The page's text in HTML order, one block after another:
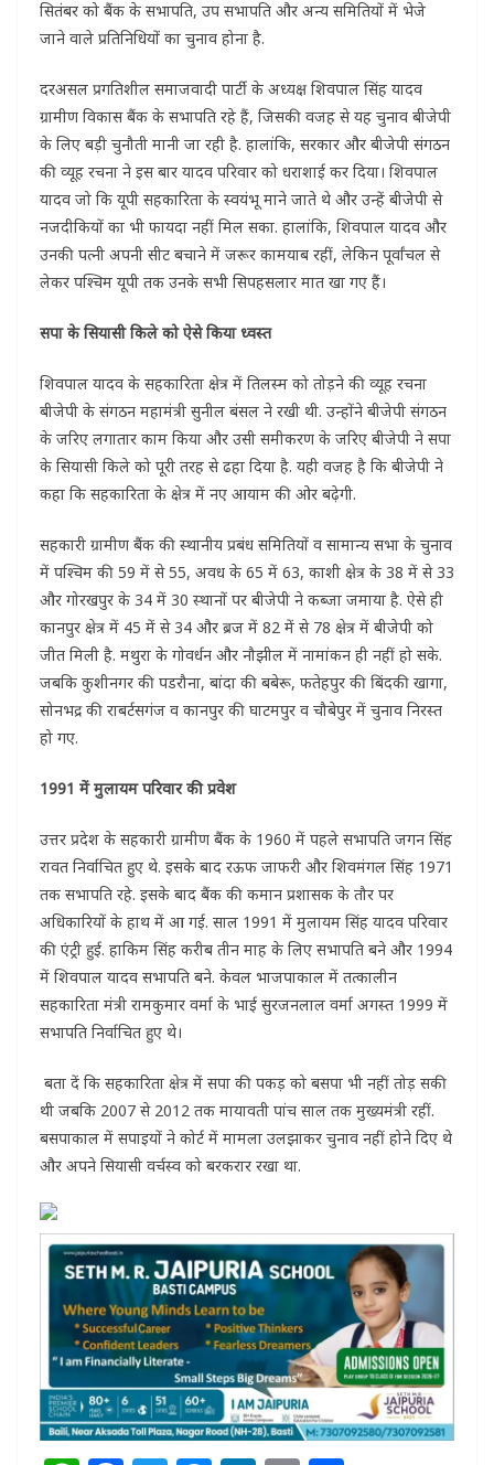
सितंबर को बैंक के सभापति, उप सभापति और अन्य समितियों में भेजे
जाने वाले प्रतिनिधियों का चुनाव होना है.
दरअसल प्रगतिशील समाजवादी पार्टी के अध्यक्ष शिवपाल सिंह यादव
ग्रामीण विकास बैंक के सभापति रहे हैं, जिसकी वजह से यह चुनाव बीजेपी
के लिए बड़ी चुनौती मानी जा रही है. हालांकि, सरकार और बीजेपी संगठन
की व्यूह रचना ने इस बार यादव परिवार को धराशाई कर दिया। शिवपाल
यादव जो कि यूपी सहकारिता के स्वयंभू माने जाते थे और उन्हें बीजेपी से
नजदीकियों का भी फायदा नहीं मिल सका. हालांकि, शिवपाल यादव और
उनकी पत्नी अपनी सीट बचाने में जरूर कामयाब रहीं, लेकिन पूर्वांचल से
लेकर पश्चिम यूपी तक उनके सभी सिपहसलार मात खा गए हैं।
सपा के सियासी किले को ऐसे किया ध्वस्त
शिवपाल यादव के सहकारिता क्षेत्र में तिलस्म को तोड़ने की व्यूह रचना
बीजेपी के संगठन महामंत्री सुनील बंसल ने रखी थी. उन्होंने बीजेपी संगठन
के जरिए लगातार काम किया और उसी समीकरण के जरिए बीजेपी ने सपा
के सियासी किले को पूरी तरह से ढहा दिया है. यही वजह है कि बीजेपी ने
कहा कि सहकारिता के क्षेत्र में नए आयाम की ओर बढ़ेगी.
सहकारी ग्रामीण बैंक की स्थानीय प्रबंध समितियों व सामान्य सभा के चुनाव
में पश्चिम की 59 में से 55, अवध के 65 में 63, काशी क्षेत्र के 38 में से 33
और गोरखपुर के 34 में 30 स्थानों पर बीजेपी ने कब्जा जमाया है. ऐसे ही
कानपुर क्षेत्र में 45 में से 34 और ब्रज में 82 में से 78 क्षेत्र में बीजेपी को
जीत मिली है. मथुरा के गोवर्धन और नौझील में नामांकन ही नहीं हो सके.
जबकि कुशीनगर की पडरौना, बांदा की बबेरू, फतेहपुर की बिंदकी खागा,
सोनभद्र की राबर्टसगंज व कानपुर की घाटमपुर व चौबेपुर में चुनाव निरस्त
हो गए.
1991 में मुलायम परिवार की प्रवेश
उत्तर प्रदेश के सहकारी ग्रामीण बैंक के 1960 में पहले सभापति जगन सिंह
रावत निर्वाचित हुए थे. इसके बाद रऊफ जाफरी और शिवमंगल सिंह 1971
तक सभापति रहे. इसके बाद बैंक की कमान प्रशासक के तौर पर
अधिकारियों के हाथ में आ गई. साल 1991 में मुलायम सिंह यादव परिवार
की एंट्री हुई. हाकिम सिंह करीब तीन माह के लिए सभापति बने और 1994
में शिवपाल यादव सभापति बने. केवल भाजपाकाल में तत्कालीन
सहकारिता मंत्री रामकुमार वर्मा के भाई सुरजनलाल वर्मा अगस्त 1999 में
सभापति निर्वाचित हुए थे।
बता दें कि सहकारिता क्षेत्र में सपा की पकड़ को बसपा भी नहीं तोड़ सकी
थी जबकि 2007 से 2012 तक मायावती पांच साल तक मुख्यमंत्री रहीं.
बसपाकाल में सपाइयों ने कोर्ट में मामला उलझाकर चुनाव नहीं होने दिए थे
और अपने सियासी वर्चस्व को बरकरार रखा था.